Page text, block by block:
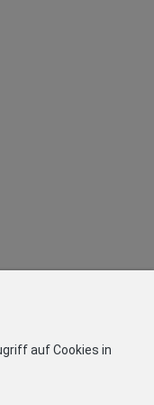
auf Cookies in